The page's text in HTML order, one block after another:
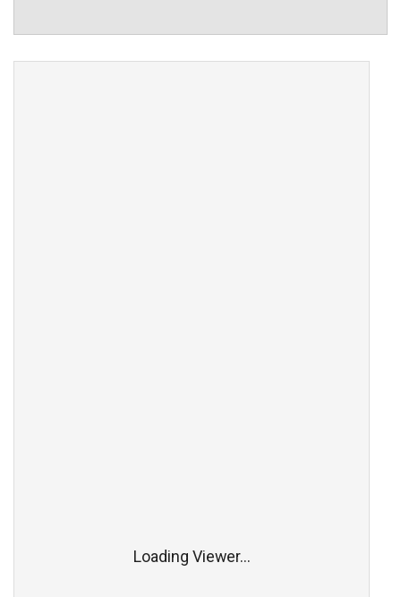
Loading Viewer...